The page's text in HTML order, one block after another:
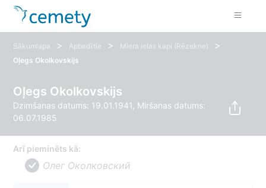
Sākumlapa > Apbedītie > Miera ielas kapi (Rēzekne) >
Oļegs Okolkovskijs
Oļegs Okolkovskijs
Dzimšanas datums: 19.01.1941, Miršanas datums:
06.07.1985
Arī pieminēts kā:
Олег Околковский